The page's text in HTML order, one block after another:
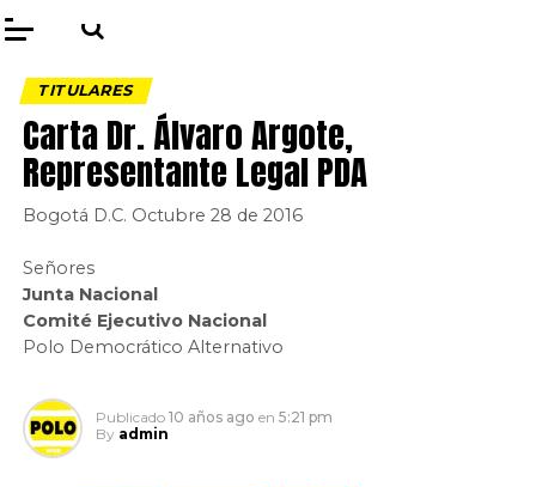
TITULARES
Carta Dr. Álvaro Argote,
Representante Legal PDA
Bogotá D.C. Octubre 28 de 2016
Señores
Junta Nacional
Comité Ejecutivo Nacional
Polo Democrático Alternativo
Publicado 10 años ago en 5:21 pm
By admin